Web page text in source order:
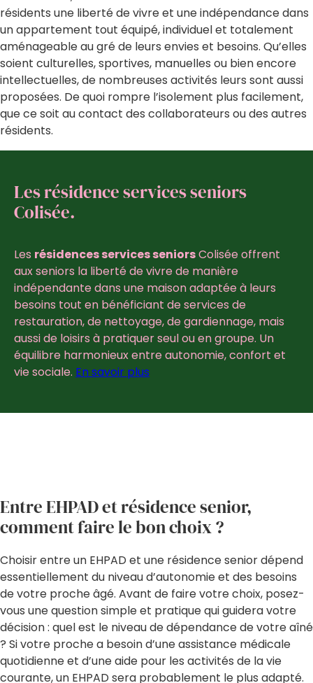
résidents une liberté de vivre et une indépendance dans
un appartement tout équipé, individuel et totalement
aménageable au gré de leurs envies et besoins. Qu’elles
soient culturelles, sportives, manuelles ou bien encore
intellectuelles, de nombreuses activités leurs sont aussi
proposées. De quoi rompre l’isolement plus facilement,
que ce soit au contact des collaborateurs ou des autres
résidents.
Les résidence services seniors
Colisée.
Les résidences services seniorsColisée offrent
aux seniors la liberté de vivre de manière
indépendante dans une maison adaptée à leurs
besoins tout en bénéficiant de services de
restauration, de nettoyage, de gardiennage, mais
aussi de loisirs à pratiquer seul ou en groupe. Un
équilibre harmonieux entre autonomie, confort et
vie sociale. En savoir plus
Entre EHPAD et résidence senior,
comment faire le bon choix ?
Choisir entre un EHPAD et une résidence senior dépend
essentiellement du niveau d’autonomie et des besoins
de votre proche âgé. Avant de faire votre choix, posez-
vous une question simple et pratique qui guidera votre
décision : quel est le niveau de dépendance de votre aîné
? Si votre proche a besoin d’une assistance médicale
quotidienne et d’une aide pour les activités de la vie
courante, un EHPAD sera probablement le plus adapté.